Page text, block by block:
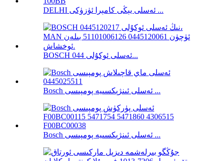
DELHI ئەسلى يېڭى كامېرا ئۈزۈكى ...
BOSCH ئەسلى ئوكۇلى 044...
Bosch ئەسلى ئىنژېكسىيە پومپىسى ...
Bosch ئەسلى ئىنژېكسىيە پومپىسى ...